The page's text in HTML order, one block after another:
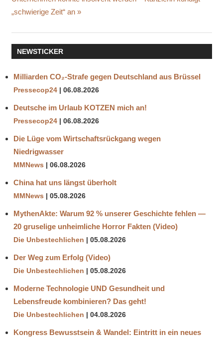
LEBENSGEFAHR
TEST
„schwierige Zeit“ an
NEWSTICKER
Milliarden CO₂-Strafe gegen Deutschland aus Brüssel
Pressecop24 06.08.2026
Deutsche im Urlaub KOTZEN mich an!
Pressecop24 06.08.2026
Die Lüge vom Wirtschaftsrückgang wegen
Niedrigwasser
MMNews 06.08.2026
China hat uns längst überholt
MMNews 05.08.2026
MythenAkte: Warum 92 % unserer Geschichte fehlen —
20 gruselige unheimliche Horror Fakten (Video)
Die Unbestechlichen 05.08.2026
Der Weg zum Erfolg (Video)
Die Unbestechlichen 05.08.2026
Moderne Technologie UND Gesundheit und
Lebensfreude kombinieren? Das geht!
Die Unbestechlichen 04.08.2026
Kongress Bewusstsein & Wandel: Eintritt in ein neues